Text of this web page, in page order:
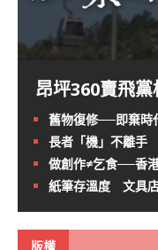
昂坪360賣飛
舊物復修──即棄時
長者「機」不離手
做創作≠乞食──香
紙筆存溫度 文具
版權